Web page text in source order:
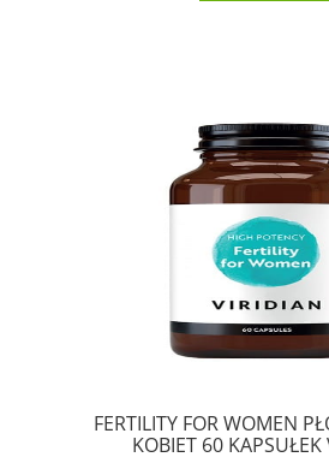
FERTILITY FOR WOMEN
KOBIET 60 KAPSUŁEK